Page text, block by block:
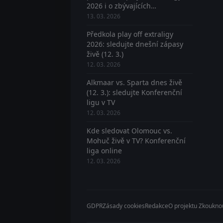
2026 i o zbývajících
postupujících? Sledujte živě
13. 03. 2026
Předkola play off extraligy
2026: sledujte dnešní zápasy
živě (12. 3.)
12. 03. 2026
Alkmaar vs. Sparta dnes živě
(12. 3.): sledujte Konferenční
ligu v TV
12. 03. 2026
Kde sledovat Olomouc vs.
Mohuč živě v TV? Konferenční
liga online
12. 03. 2026
GDPRZásady cookiesRedakceO projektu